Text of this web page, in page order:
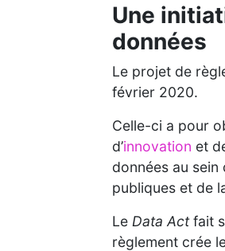
Une
données
Le projet de
février 2020.
Celle-ci a pour
d’innovation et
données au sein
publiques et de
Le Data Actfait
règlement crée